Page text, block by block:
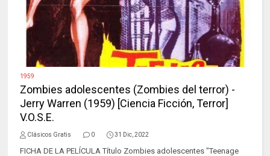
1959
Zombies adolescentes (Zombies del terror) -
Jerry Warren (1959) [Ciencia Ficción, Terror]
V.O.S.E.
Clásicos Gratis 0 31 Dic, 2022
FICHA DE LA PELÍCULA Título Zombies adolescentes "Teenage